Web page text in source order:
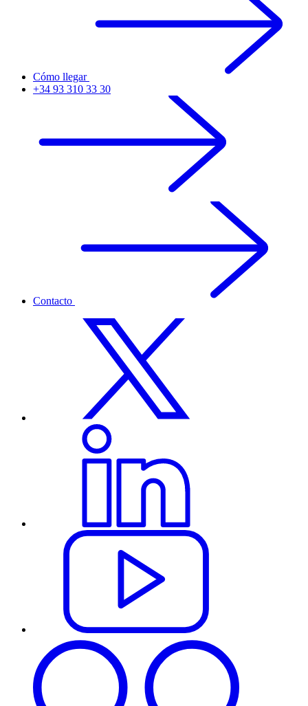
Cómo llegar
+34 93 310 33 30
Contacto